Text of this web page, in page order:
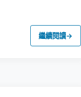
繼續閱讀→